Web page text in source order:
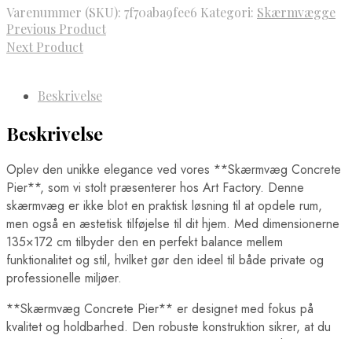
Varenummer (SKU): 7f70aba9fee6 Kategori: Skærmvægge
Previous Product
Next Product
Beskrivelse
Beskrivelse
Oplev den unikke elegance ved vores **Skærmvæg Concrete
Pier**, som vi stolt præsenterer hos Art Factory. Denne
skærmvæg er ikke blot en praktisk løsning til at opdele rum,
men også en æstetisk tilføjelse til dit hjem. Med dimensionerne
135×172 cm tilbyder den en perfekt balance mellem
funktionalitet og stil, hvilket gør den ideel til både private og
professionelle miljøer.
**Skærmvæg Concrete Pier** er designet med fokus på
kvalitet og holdbarhed. Den robuste konstruktion sikrer, at du